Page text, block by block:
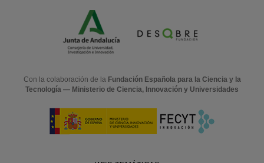
Con la colaboración de la Fundación Española para la Ciencia y la
Tecnología — Ministerio de Ciencia, Innovación y Universidades